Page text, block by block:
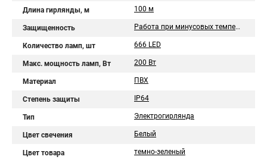
Длина гирлянды, м 100 м
Защищенность Работа при минусовых температурах
Количество ламп, шт 666 LED
Макс. мощность ламп, Вт 200 Вт
Материал ПВХ
Степень защиты IP64
Тип Электрогирлянда
Цвет свечения Белый
Цвет товара темно-зеленый